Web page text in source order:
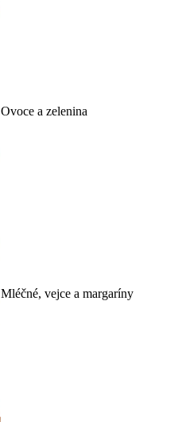
Ovoce a zelenina
Mléčné, vejce a margaríny